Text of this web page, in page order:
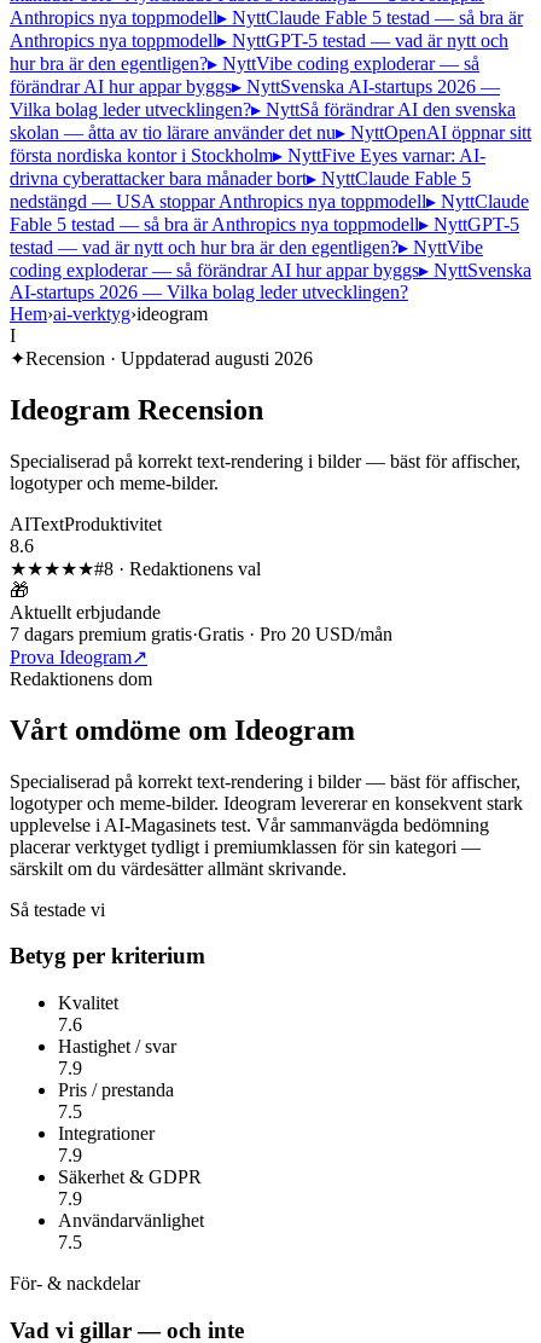
Anthropics nya toppmodell▸ NyttClaude Fable 5 testad — så bra är
Anthropics nya toppmodell▸ NyttGPT-5 testad — vad är nytt och
hur bra är den egentligen?▸ NyttVibe coding exploderar — så
förändrar AI hur appar byggs▸ NyttSvenska AI-startups 2026 —
Vilka bolag leder utvecklingen?▸ NyttSå förändrar AI den svenska
skolan — åtta av tio lärare använder det nu▸ NyttOpenAI öppnar sitt
första nordiska kontor i Stockholm▸ NyttFive Eyes varnar: AI-
drivna cyberattacker bara månader bort▸ NyttClaude Fable 5
nedstängd — USA stoppar Anthropics nya toppmodell▸ NyttClaude
Fable 5 testad — så bra är Anthropics nya toppmodell▸ NyttGPT-5
testad — vad är nytt och hur bra är den egentligen?▸ NyttVibe
coding exploderar — så förändrar AI hur appar byggs▸ NyttSvenska
AI-startups 2026 — Vilka bolag leder utvecklingen?
Hem›ai-verktyg›ideogram
I
✦Recension · Uppdaterad augusti 2026
Ideogram Recension
Specialiserad på korrekt text-rendering i bilder — bäst för affischer,
logotyper och meme-bilder.
AITextProduktivitet
8.6
★★★★★#8 · Redaktionens val
🎁
Aktuellt erbjudande
7 dagars premium gratis·Gratis · Pro 20 USD/mån
Prova Ideogram↗
Redaktionens dom
Vårt omdöme om Ideogram
Specialiserad på korrekt text-rendering i bilder — bäst för affischer,
logotyper och meme-bilder. Ideogram levererar en konsekvent stark
upplevelse i AI-Magasinets test. Vår sammanvägda bedömning
placerar verktyget tydligt i premiumklassen för sin kategori —
särskilt om du värdesätterallmänt skrivande.
Så testade vi
Betyg per kriterium
Kvalitet
7.6
Hastighet / svar
7.9
Pris / prestanda
7.5
Integrationer
7.9
Säkerhet & GDPR
7.9
Användarvänlighet
7.5
För- & nackdelar
Vad vi gillar — och inte